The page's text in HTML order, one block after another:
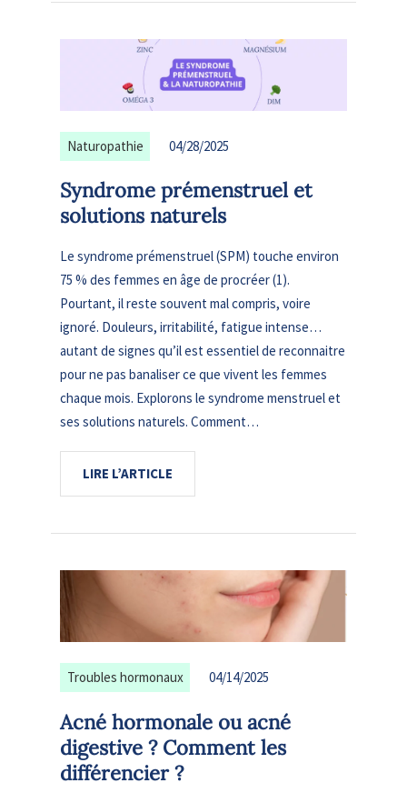
Naturopathie 04/28/2025
Syndrome prémenstruel et
solutions naturels
Le syndrome prémenstruel (SPM) touche environ
75 % des femmes en âge de procréer (1).
Pourtant, il reste souvent mal compris, voire
ignoré. Douleurs, irritabilité, fatigue intense…
autant de signes qu’il est essentiel de reconnaitre
pour ne pas banaliser ce que vivent les femmes
chaque mois. Explorons le syndrome menstruel et
ses solutions naturels. Comment…
LIRE L’ARTICLE
Troubles hormonaux 04/14/2025
Acné hormonale ou acné
digestive ? Comment les
différencier ?